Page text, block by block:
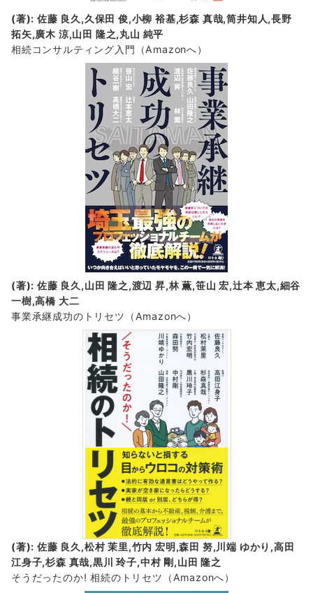
(著): 佐藤 良久,久保田 俊,小柳 裕基,杉森 真哉,筒井知人,長野
拓矢,廣木 涼,山田 隆之,丸山 純平
相続コンサルティング入門 （Amazonへ）
(著): 佐藤 良久,山田 隆之,渡辺 昇,林 薫,笹山 宏,辻本 恵太,細谷
一樹,高橋 大二
事業承継成功のトリセツ
（Amazonへ）
(著): 佐藤 良久,松村 茉里,竹内 宏明,森田 努,川端 ゆかり,高田
江身子,杉森 真哉,黒川 玲子,中村 剛,山田 隆之
そうだったのか! 相続のトリセツ
（Amazonへ）